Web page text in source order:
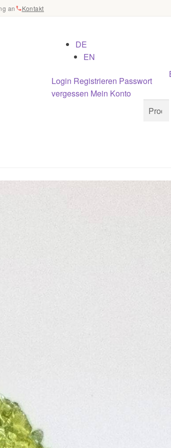
an Kontakt
DE
EN
Login Registrieren Passwort
vergessen Mein Konto
Suchen
nach:
Suchen